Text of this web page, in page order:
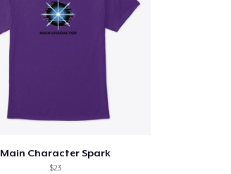
Main Character Spark
$23